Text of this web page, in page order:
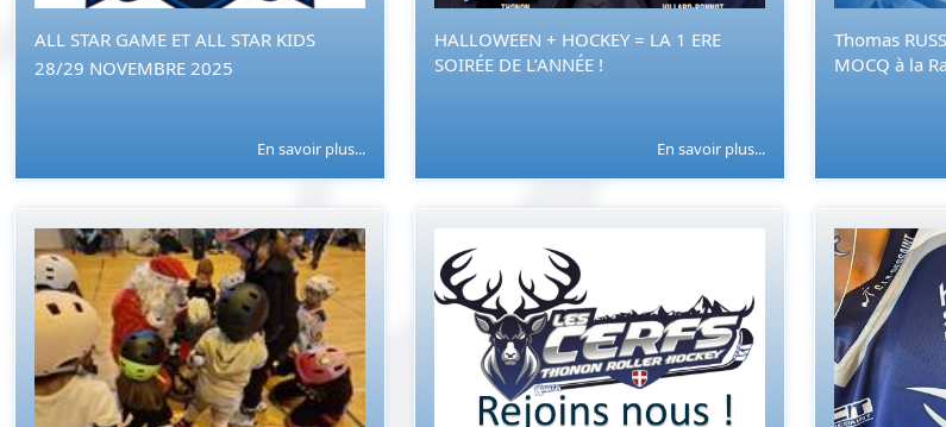
ALL STAR GAME ET ALL STAR KIDS
28/29 NOVEMBRE 2025
En savoir plus...
HALLOWEEN + HOCKEY = LA 1 ERE
SOIRÉE DE L’ANNÉE !
En savoir plus...
Thomas
MOCQ à la